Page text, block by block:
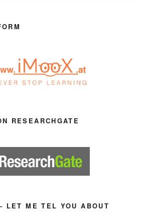
RESEARCHGATE
LET ME TEL YOU ABOUT